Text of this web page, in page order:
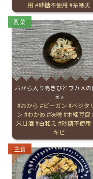
用
砂糖不使用 糸寒天
Categories:
副菜
おから入り高きびとワカメの
え⭐︎
Tags:
おから ビーガン
ベジタ
ン
わかめ 味噌 木綿豆腐
米甘酒
白和え 砂糖不使用
キビ
Categories:
主食
そ
‘さんルーム’
遠方にお住まいで
医